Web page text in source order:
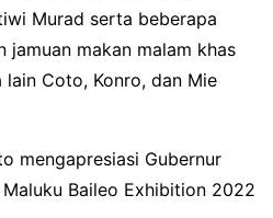
Murad serta beberapa
jamuan makan malam khas
lain Coto, Konro, dan Mie
mengapresiasi Gubernur
Baileo Exhibition 2022